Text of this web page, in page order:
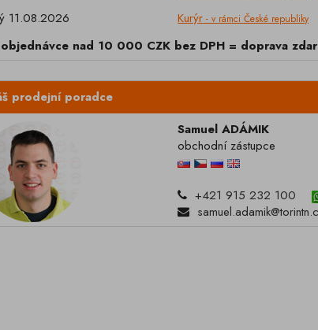
11.08.2026 Kurýr - v rámci České republiky
nad 10 000 CZK bez DPH = doprava
prodejní poradce
Samuel ADÁMIK
obchodní zástupce
+421 915 232 100